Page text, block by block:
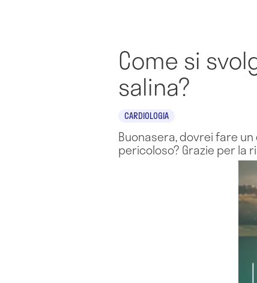
Come si
salina?
CARDIOLOGIA
Buonasera, dovrei fare
pericoloso? Grazie per la